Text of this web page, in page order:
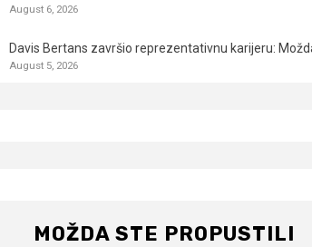
August 6, 2026
Davis Bertans završio reprezentativnu karijeru:
August 5, 2026
MOŽDA STE PROPUSTILI